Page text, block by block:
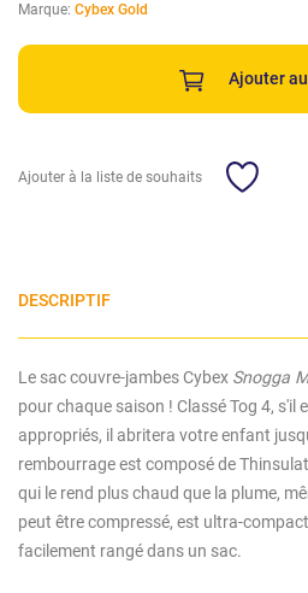
Marque: Cybex Gold
Ajouter
Ajouter à la liste de souhaits
DESCRIPTIF
Le sac couvre-jambes Cybex Snogga
pour chaque saison ! Classé Tog 4, s'il
appropriés, il abritera votre enfant
rembourrage est composé de
qui le rend plus chaud que la plume,
peut être compressé, est ultra-
facilement rangé dans un sac.